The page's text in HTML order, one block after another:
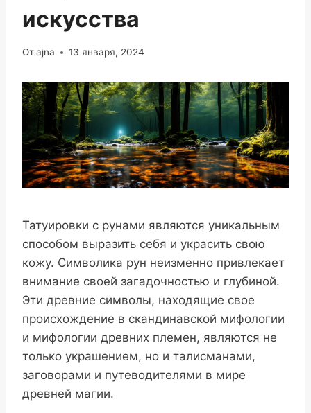
искусства
Отajna 13 января, 2024
Татуировки с рунами являются уникальным
способом выразить себя и украсить свою
кожу. Символика рун неизменно привлекает
внимание своей загадочностью и глубиной.
Эти древние символы, находящие свое
происхождение в скандинавской мифологии
и мифологии древних племен, являются не
только украшением, но и талисманами,
заговорами и путеводителями в мире
древней магии.